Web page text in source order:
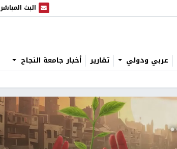
البث المباشر
البث المباشر
عربي ودولي تقارير أخبار جامعة النجاح